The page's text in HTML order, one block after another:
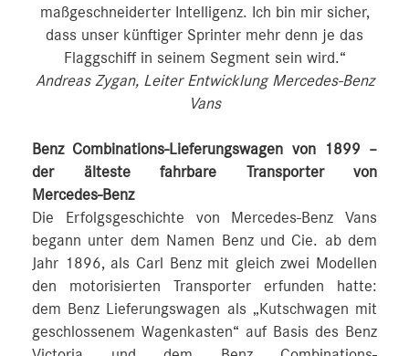
maßgeschneiderter Intelligenz. Ich bin mir sicher,
dass unser künftiger Sprinter mehr denn je das
Flaggschiff in seinem Segment sein wird.“
Andreas Zygan, Leiter Entwicklung Mercedes-Benz
Vans
Benz Combinations-Lieferungswagen von 1899 –
der älteste fahrbare Transporter von
Mercedes‑Benz
Die Erfolgsgeschichte von Mercedes-Benz Vans
begann unter dem Namen Benz und Cie. ab dem
Jahr 1896, als Carl Benz mit gleich zwei Modellen
den motorisierten Transporter erfunden hatte:
dem Benz Lieferungswagen als „Kutschwagen mit
geschlossenem Wagenkasten“ auf Basis des Benz